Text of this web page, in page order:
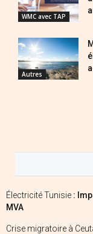
WMC avec TAP
Autres
Électricité Tunisie :
MVA
Crise migratoire à